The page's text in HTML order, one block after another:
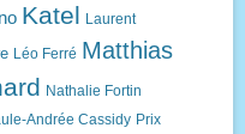
Katel Laurent
Léo Ferré Matthias
Nathalie Fortin
Andrée Cassidy Prix